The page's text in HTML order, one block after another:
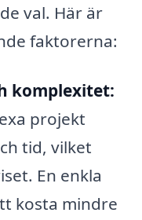
val. Här är
faktorerna:
komplexitet:
projekt
tid, vilket
En enkla
kosta mindre